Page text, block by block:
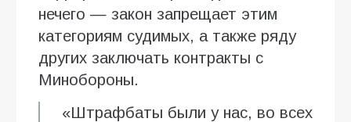
нечего — закон запрещает этим
категориям судимых, а также ряду
других заключать контракты с
Минобороны.
«Штрафбаты были у нас, во всех